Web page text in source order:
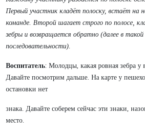
Первый участник кладёт полоску, встаёт на
команде. Второй шагает строго по полосе,
зебры и возвращается обратно (далее в
последовательности).
Воспитатель: Молодцы, какая ровная зебра у
Давайте посмотрим дальше. На карте у
остановки нет
знака. Давайте соберем сейчас эти знаки,
место.